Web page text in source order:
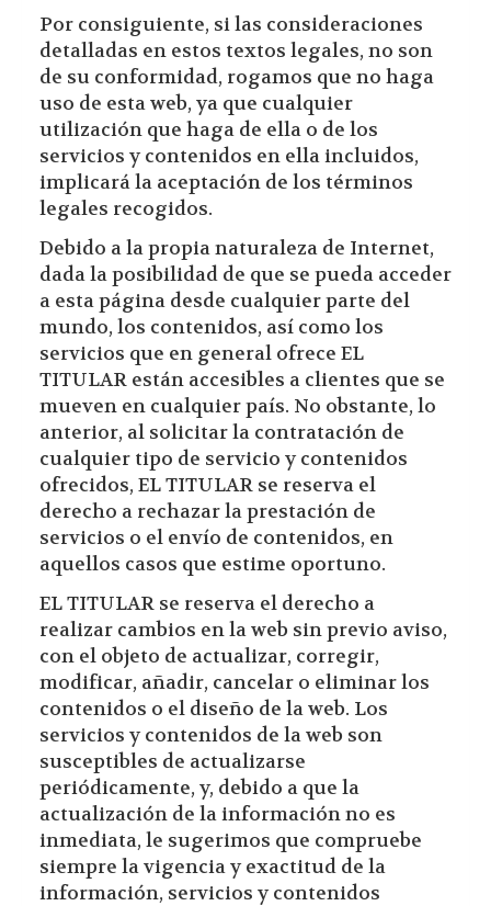
Por consiguiente, si las consideraciones
detalladas en estos textos legales, no son
de su conformidad, rogamos que no haga
uso de esta web, ya que cualquier
utilización que haga de ella o de los
servicios y contenidos en ella incluidos,
implicará la aceptación de los términos
legales recogidos.
Debido a la propia naturaleza de Internet,
dada la posibilidad de que se pueda acceder
a esta página desde cualquier parte del
mundo, los contenidos, así como los
servicios que en general ofrece EL
TITULAR están accesibles a clientes que se
mueven en cualquier país. No obstante, lo
anterior, al solicitar la contratación de
cualquier tipo de servicio y contenidos
ofrecidos, EL TITULAR se reserva el
derecho a rechazar la prestación de
servicios o el envío de contenidos, en
aquellos casos que estime oportuno.
EL TITULAR se reserva el derecho a
realizar cambios en la web sin previo aviso,
con el objeto de actualizar, corregir,
modificar, añadir, cancelar o eliminar los
contenidos o el diseño de la web. Los
servicios y contenidos de la web son
susceptibles de actualizarse
periódicamente, y, debido a que la
actualización de la información no es
inmediata, le sugerimos que compruebe
siempre la vigencia y exactitud de la
información, servicios y contenidos